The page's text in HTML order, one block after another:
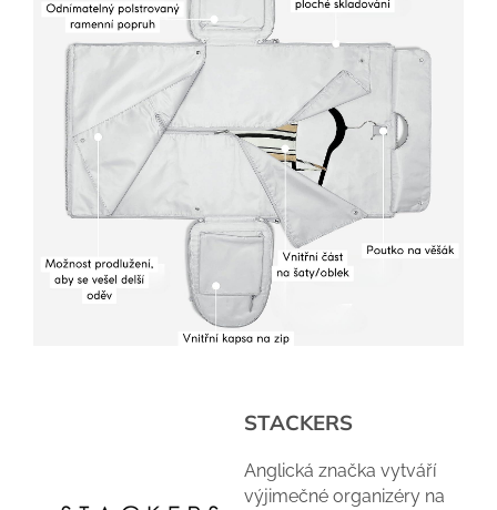
STACKERS
Anglická značka vytváří
výjimečné organizéry na